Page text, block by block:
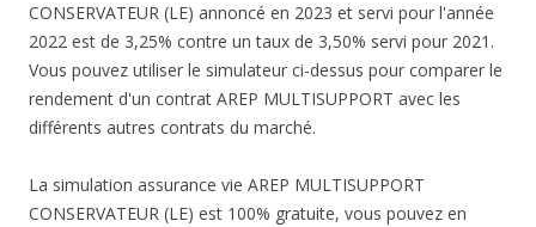
CONSERVATEUR (LE) annoncé en 2023 et servi pour l'année
2022 est de 3,25% contre un taux de 3,50% servi pour 2021.
Vous pouvez utiliser le simulateur ci-dessus pour comparer le
rendement d'un contrat AREP MULTISUPPORT avec les
différents autres contrats du marché.
La simulation assurance vie AREP MULTISUPPORT
CONSERVATEUR (LE) est 100% gratuite, vous pouvez en